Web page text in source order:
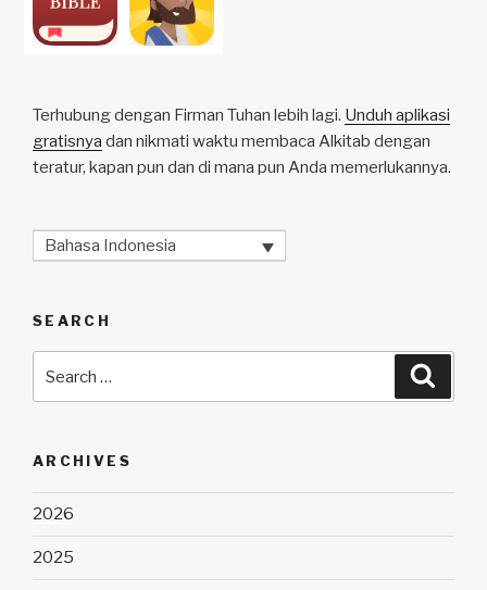
Terhubung dengan Firman Tuhan lebih lagi. Unduh aplikasi
gratisnya dan nikmati waktu membaca Alkitab dengan
teratur, kapan pun dan di mana pun Anda memerlukannya.
Bahasa Indonesia
SEARCH
ARCHIVES
2026
2025